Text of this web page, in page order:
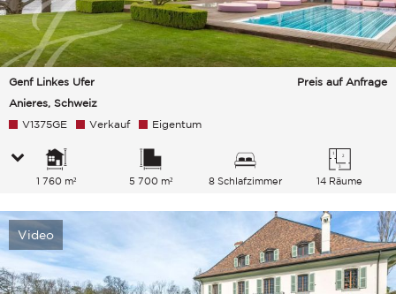
Genf Linkes Ufer
Anieres, Schweiz
Preis auf Anfrage
V1375GE Verkauf Eigentum
1 760 m² 5 700 m² 8 Schlafzimmer 14 Räume
Video